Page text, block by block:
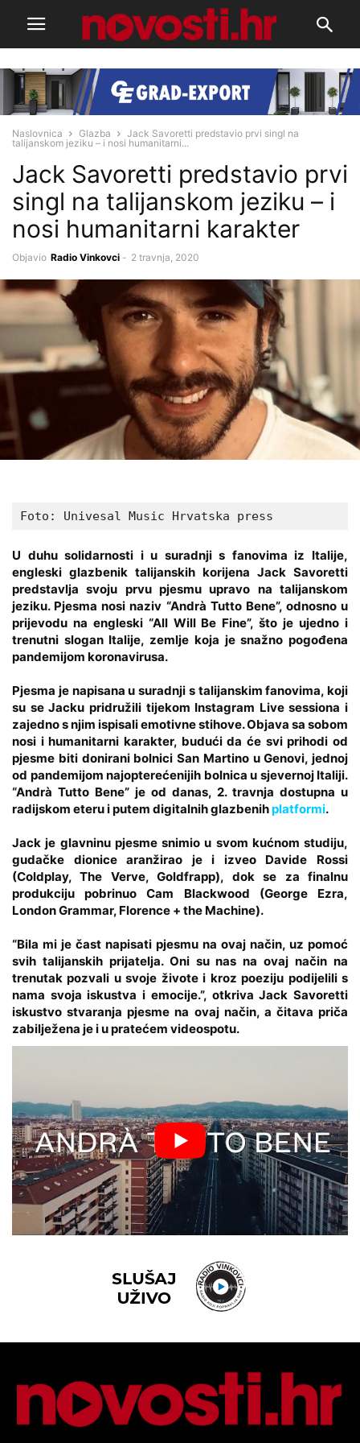
Naslovnica Glazba
Jack Savoretti predstavio prvi singl na
talijanskom jeziku – i nosi humanitarni...
Jack Savoretti predstavio prvi
singl na talijanskom jeziku – i
nosi humanitarni karakter
Objavio Radio Vinkovci - 2 travnja, 2020
Foto: Univesal Music Hrvatska press
U duhu solidarnosti i u suradnji s fanovima iz Italije,
engleski glazbenik talijanskih korijena Jack Savoretti
predstavlja svoju prvu pjesmu upravo na talijanskom
jeziku. Pjesma nosi naziv “Andrà Tutto Bene”, odnosno u
prijevodu na engleski “All Will Be Fine”, što je ujedno i
trenutni slogan Italije, zemlje koja je snažno pogođena
pandemijom koronavirusa.
Pjesma je napisana u suradnji s talijanskim fanovima, koji
su se Jacku pridružili tijekom Instagram Live sessiona i
zajedno s njim ispisali emotivne stihove. Objava sa sobom
nosi i humanitarni karakter, budući da će svi prihodi od
pjesme biti donirani bolnici San Martino u Genovi, jednoj
od pandemijom najopterećenijih bolnica u sjevernoj Italiji.
“Andrà Tutto Bene” je od danas, 2. travnja dostupna u
radijskom eteru i putem digitalnih glazbenihplatformi.
Jack je glavninu pjesme snimio u svom kućnom studiju,
gudačke dionice aranžirao je i izveo Davide Rossi
(Coldplay, The Verve, Goldfrapp), dok se za finalnu
produkciju pobrinuo Cam Blackwood (George Ezra,
London Grammar, Florence + the Machine).
“Bila mi je čast napisati pjesmu na ovaj način, uz pomoć
svih talijanskih prijatelja. Oni su nas na ovaj način na
trenutak pozvali u svoje živote i kroz poeziju podijelili s
nama svoja iskustva i emocije.”, otkriva Jack Savoretti
iskustvo stvaranja pjesme na ovaj način, a čitava priča
zabilježena je i u pratećem videospotu.